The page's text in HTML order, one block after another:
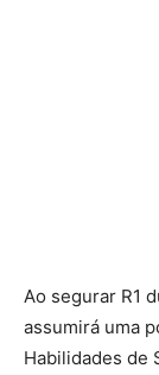
Ao segurar R1
assumirá uma
Habilidades de